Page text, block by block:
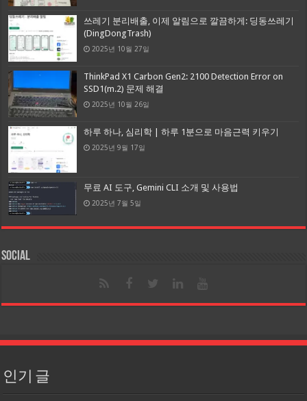
쓰레기 분리배출, 이제 알림으로 깔끔하게: 딩동쓰레기
(DingDongTrash)
2025년 10월 27일
ThinkPad X1 Carbon Gen2: 2100 Detection Error on
SSD1(m.2) 문제 해결
2025년 10월 26일
하루 하나, 심리학 | 하루 1분으로 마음근력 키우기
2025년 9월 17일
무료 AI 도구, Gemini CLI 소개 및 사용법
2025년 7월 5일
Social
인기 글